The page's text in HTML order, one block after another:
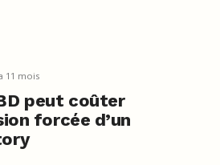
11 mois
peut coûter
forcée d’un